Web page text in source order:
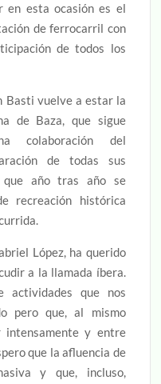
en esta ocasión es el
de ferrocarril con
de todos los
Basti vuelve a estar la
de Baza, que sigue
colaboración del
de todas sus
que año tras año se
recreación histórica
López, ha querido
a la llamada íbera.
actividades que nos
pero que, al mismo
y entre
que la afluencia de
y que, incluso,